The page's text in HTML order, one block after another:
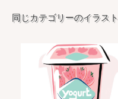
同じカテゴリーのイラスト